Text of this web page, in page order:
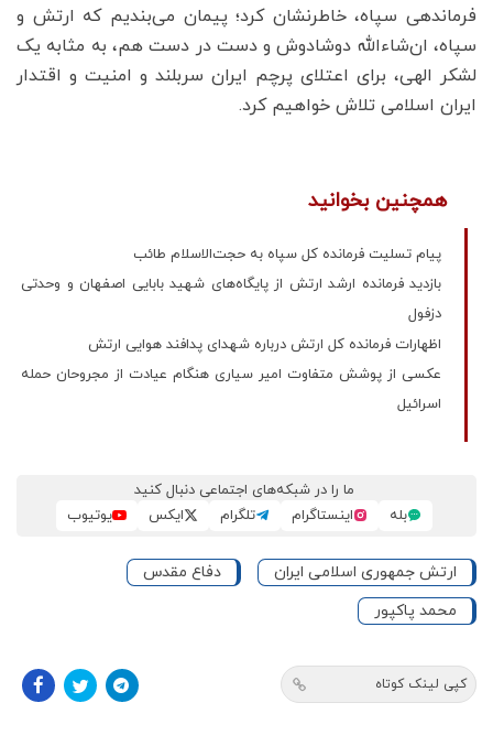
فرماندهی سپاه، خاطرنشان کرد؛ پیمان می‌بندیم که ارتش و
سپاه، ان‌شاءالله دوشادوش و دست در دست هم، به مثابه یک
لشکر الهی، برای اعتلای پرچم ایران سربلند و امنیت و اقتدار
ایران اسلامی تلاش خواهیم کرد.
همچنین بخوانید
پیام تسلیت فرمانده کل سپاه به حجت‌الاسلام طائب
بازدید فرمانده ارشد ارتش از پایگاه‌های شهید بابایی اصفهان و وحدتی
دزفول
اظهارات فرمانده کل ارتش درباره شهدای پدافند هوایی ارتش
عکسی از پوشش متفاوت امیر سیاری هنگام عیادت از مجروحان حمله
اسرائیل
ما را در شبکه‌های اجتماعی دنبال کنید
بله
اینستاگرام تلگرام ایکس یوتیوب
ارتش جمهوری اسلامی ایران
دفاع مقدس
محمد پاکپور
کپی لینک کوتاه